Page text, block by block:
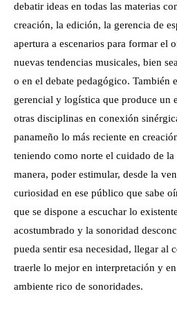
debatir ideas en todas las materias
creación, la edición, la gerencia de
apertura a escenarios para formar el
nuevas tendencias musicales, bien
o en el debate pedagógico. También
gerencial y logística que produce un
otras disciplinas en conexión
panameño lo más reciente en
teniendo como norte el cuidado de
manera, poder estimular, desde la
curiosidad en ese público que sabe
que se dispone a escuchar lo
acostumbrado y la sonoridad
pueda sentir esa necesidad, llegar al
traerle lo mejor en interpretación y
ambiente rico de sonoridades.